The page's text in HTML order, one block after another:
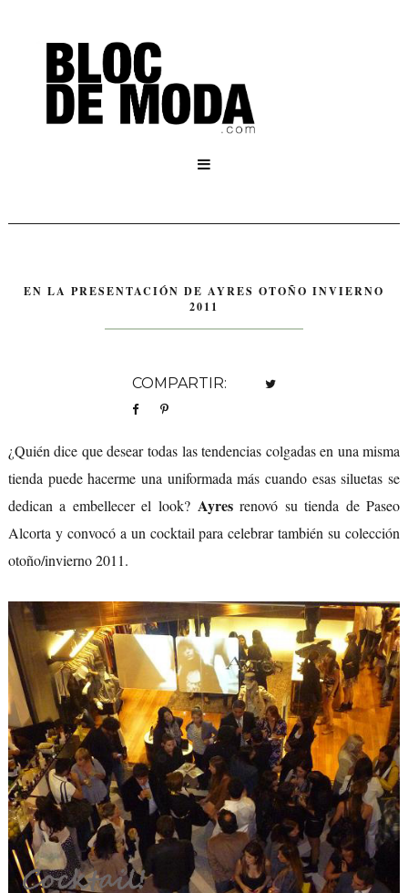

EN LA PRESENTACIÓN DE AYRES OTOÑO INVIERNO
2011
COMPARTIR:
¿Quién dice que desear todas las tendencias colgadas en una misma
tienda puede hacerme una uniformada más cuando esas siluetas se
dedican a embellecer el look? Ayresrenovó su tienda de Paseo
Alcorta y convocó a un cocktail para celebrar también su colección
otoño/invierno 2011.